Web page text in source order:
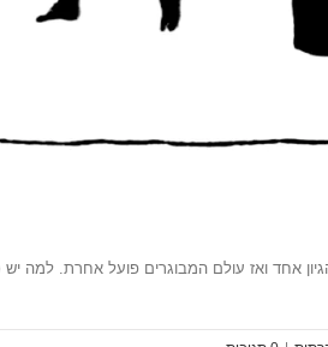
אחד ואז עולם המבוגרים פועל אחרת.